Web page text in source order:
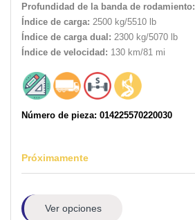
Profundidad de la banda de rodamiento:
Índice de carga: 2500 kg/5510 lb
Índice de carga dual: 2300 kg/5070 lb
Índice de velocidad: 130 km/81 mi
Número de pieza: 014225570220030
Próximamente
Ver opciones